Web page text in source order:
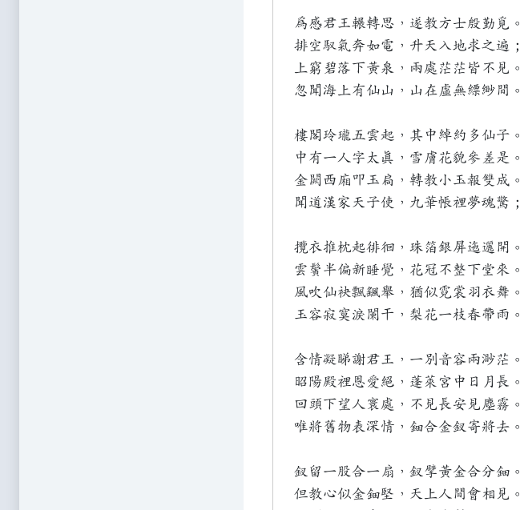
為感君王輾轉思，遂教方士殷勤覓。
排空馭氣奔如電，升天入地求之遍；
上窮碧落下黃泉，兩處茫茫皆不見。
忽聞海上有仙山，山在虛無縹緲間。
樓閣玲瓏五雲起，其中綽約多仙子。
中有一人字太真，雪膚花貌參差是。
金闕西廂叩玉扃，轉教小玉報雙成。
聞道漢家天子使，九華帳裡夢魂驚；
攬衣推枕起徘徊，珠箔銀屏迤邐開。
雲鬢半偏新睡覺，花冠不整下堂來。
風吹仙袂飄颻舉，猶似霓裳羽衣舞。
玉容寂寞淚闌干，梨花一枝春帶雨。
含情凝睇謝君王，一別音容兩渺茫。
昭陽殿裡恩愛絕，蓬萊宮中日月長。
回頭下望人寰處，不見長安見塵霧。
唯將舊物表深情，鈿合金釵寄將去。
釵留一股合一扇，釵擘黃金合分鈿。
但教心似金鈿堅，天上人間會相見。